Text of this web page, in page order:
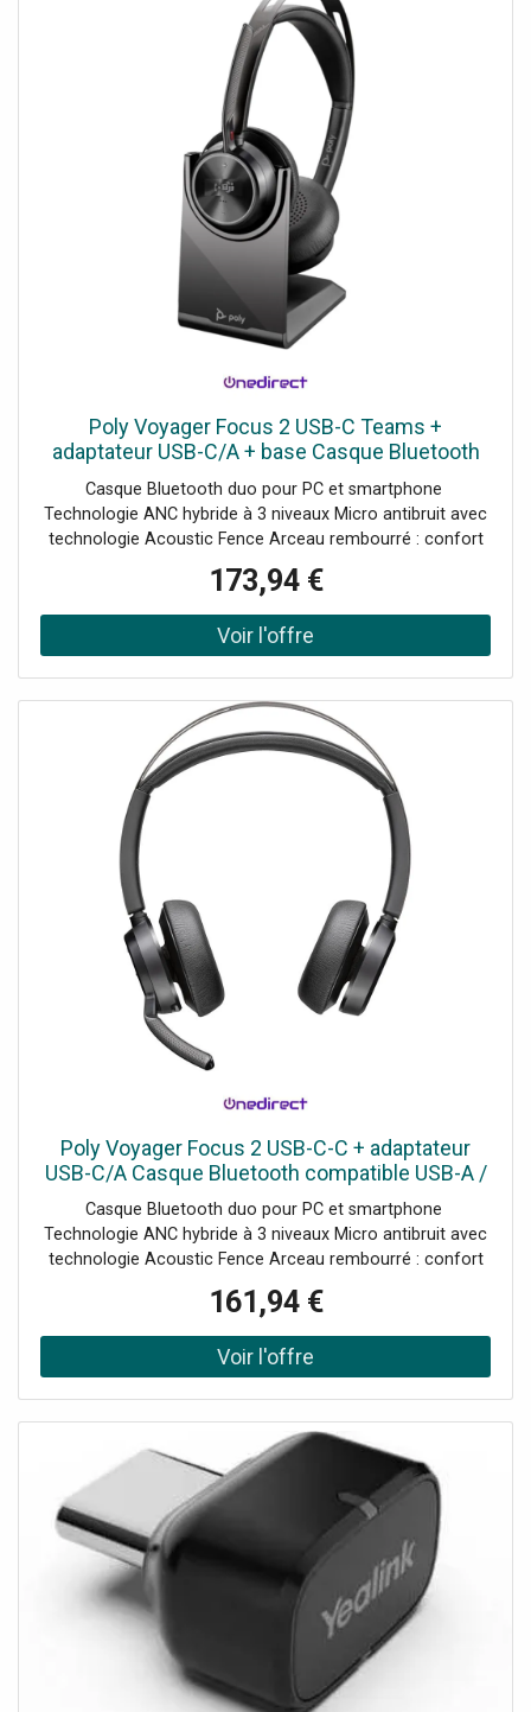
Poly Voyager Focus 2 USB-C Teams +
adaptateur USB-C/A + base Casque Bluetooth
compatible USB-A / USB-C et 3 niveaux d'ANC
hybride pour éliminer les
Casque Bluetooth duo pour PC et smartphone
Technologie ANC hybride à 3 niveaux Micro antibruit avec
technologie Acoustic Fence Arceau rembourré : confort
tout au long de la journée Adaptateur USB-C/A :
compatibilité étendue Idéal pour des conversations
professionnelles sans distractions Base de charge : accès
facile et rapide au micro-casque Certifié Microsoft Teams
173,94 €
Poly Voyager Focus 2 USB-C-C + adaptateur
USB-C/A Casque Bluetooth compatible USB-A /
USB-C et 3 niveaux d'ANC hybride pour éliminer
les distractions
Casque Bluetooth duo pour PC et smartphone
Technologie ANC hybride à 3 niveaux Micro antibruit avec
technologie Acoustic Fence Arceau rembourré : confort
tout au long de la journée Adaptateur USB-C/A :
compatibilité étendue Idéal pour des conversations
professionnelles sans distractions
161,94 €